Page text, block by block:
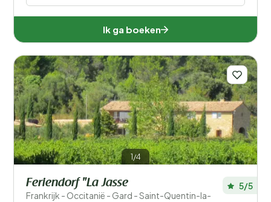
Ik ga boeken
1/4
Feriendorf "La Jasse
Frankrijk - Occitanië - Gard - Saint-Quentin-la-
5/5